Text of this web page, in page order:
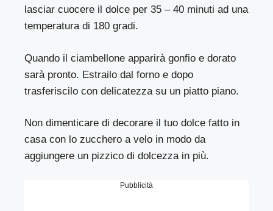
lasciar cuocere il dolce per 35 – 40 minuti ad una
temperatura di 180 gradi.
Quando il ciambellone apparirà gonfio e dorato
sarà pronto. Estrailo dal forno e dopo
trasferiscilo con delicatezza su un piatto piano.
Non dimenticare di decorare il tuo dolce fatto in
casa con lo zucchero a velo in modo da
aggiungere un pizzico di dolcezza in più.
Pubblicità